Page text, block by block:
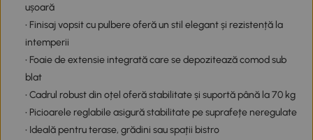
ușoară
• Finisaj vopsit cu pulbere oferă un stil elegant și rezistență la
intemperii
• Foaie de extensie integrată care se depozitează comod sub
blat
• Cadrul robust din oțel oferă stabilitate și suportă până la 70 kg
• Picioarele reglabile asigură stabilitate pe suprafețe neregulate
• Ideală pentru terase, grădini sau spații bistro